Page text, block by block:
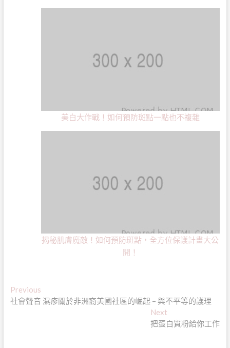
美白大作戰！如何預防斑點一點也不複雜
揭秘肌膚魔敵！如何預防斑點，全方位保護計畫大公
開！
文
章
PreviousPrevious
post:
社會聲音 濕疹關於非洲裔美國社區的崛起 – 與不平等的護理
Next
post:
把蛋白質粉給你工作